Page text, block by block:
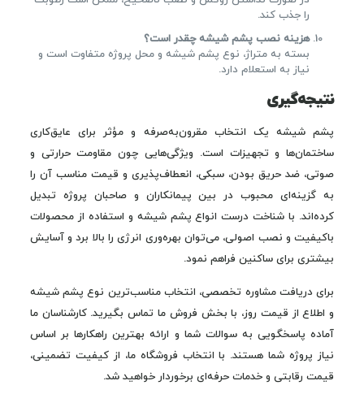
را جذب کند.
هزینه نصب پشم شیشه چقدر است؟
بسته به متراژ، نوع پشم شیشه و محل پروژه متفاوت است و
نیاز به استعلام دارد.
نتیجه‌گیری
پشم شیشه یک انتخاب مقرون‌به‌صرفه و مؤثر برای عایق‌کاری
ساختمان‌ها و تجهیزات است. ویژگی‌هایی چون مقاومت حرارتی و
صوتی، ضد حریق بودن، سبکی، انعطاف‌پذیری و قیمت مناسب آن را
به گزینه‌ای محبوب در بین پیمانکاران و صاحبان پروژه تبدیل
کرده‌اند. با شناخت درست انواع پشم شیشه و استفاده از محصولات
باکیفیت و نصب اصولی، می‌توان بهره‌وری انرژی را بالا برد و آسایش
بیشتری برای ساکنین فراهم نمود.
برای دریافت مشاوره تخصصی، انتخاب مناسب‌ترین نوع پشم شیشه
و اطلاع از قیمت روز، با بخش فروش ما تماس بگیرید. کارشناسان ما
آماده پاسخگویی به سوالات شما و ارائه بهترین راهکارها بر اساس
نیاز پروژه شما هستند. با انتخاب فروشگاه ما، از کیفیت تضمینی،
قیمت رقابتی و خدمات حرفه‌ای برخوردار خواهید شد.